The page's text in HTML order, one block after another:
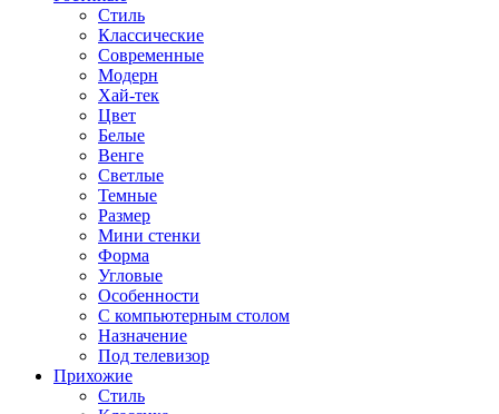
Стиль
Классические
Современные
Модерн
Хай-тек
Цвет
Белые
Венге
Светлые
Темные
Размер
Мини стенки
Форма
Угловые
Особенности
С компьютерным столом
Назначение
Под телевизор
Прихожие
Стиль